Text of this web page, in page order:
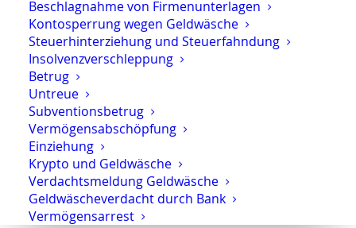
Beschlagnahme von Firmenunterlagen
Kontosperrung wegen Geldwäsche
Steuerhinterziehung und Steuerfahndung
Insolvenzverschleppung
Betrug
Untreue
Subventionsbetrug
Vermögensabschöpfung
Einziehung
Krypto und Geldwäsche
Verdachtsmeldung Geldwäsche
Geldwäscheverdacht durch Bank
Vermögensarrest
Computerbetrug
Es gibt insgesamt vier Alternativen zum
Computerbetrug
Übersichtsdarstellung. Das hier behandelte Thema
betrifft die dritte Alternative des Computerbetrugs.
Dabei geht es um die unbefugte Datenverwendung.
Wer ist wann unbefugt?
In dieser Alternative geht es darum, dass ein